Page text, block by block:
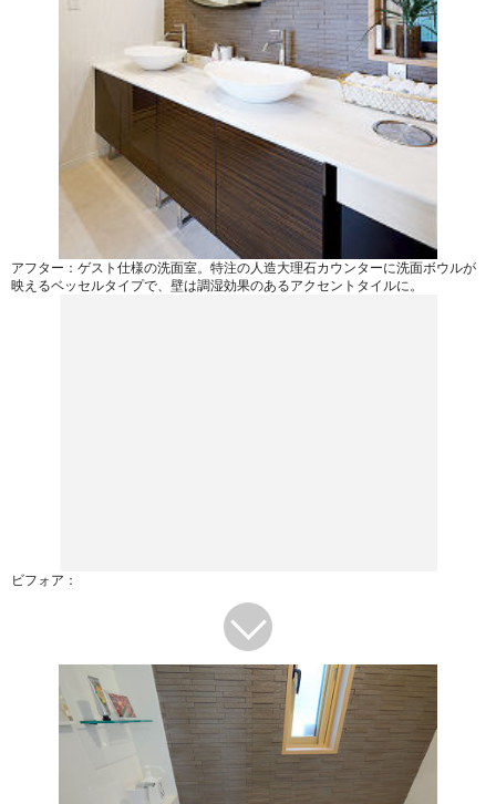
アフター：ゲスト仕様の洗面室。特注の人造大理石カウンターに洗面ボウルが
映えるベッセルタイプで、壁は調湿効果のあるアクセントタイルに。
ビフォア：